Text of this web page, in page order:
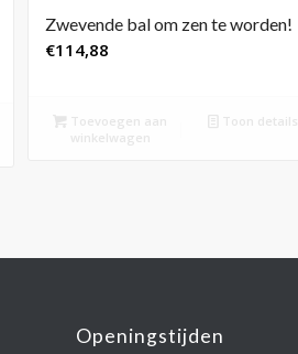
Zwevende bal om zen te worden!
€114,88
Toevoegen aan
winkelwagen
Toon details
Openingstijden